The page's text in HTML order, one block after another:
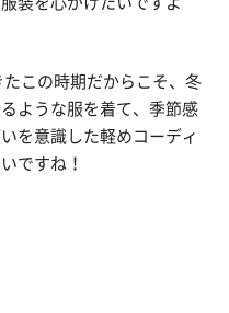
この時期だからこそ、冬
ような服を着て、季節感
を意識した軽めコーディ
ですね！